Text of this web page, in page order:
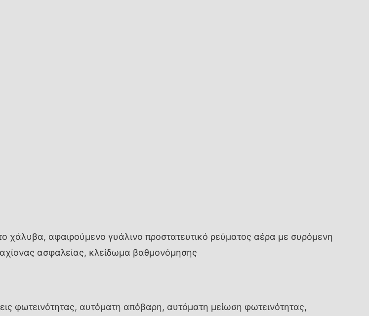
χάλυβα, αφαιρούμενο γυάλινο προστατευτικό ρεύματος αέρα με συρόμενη
ασφαλείας, κλείδωμα βαθμονόμησης
φωτεινότητας, αυτόματη απόβαρη, αυτόματη μείωση φωτεινότητας,